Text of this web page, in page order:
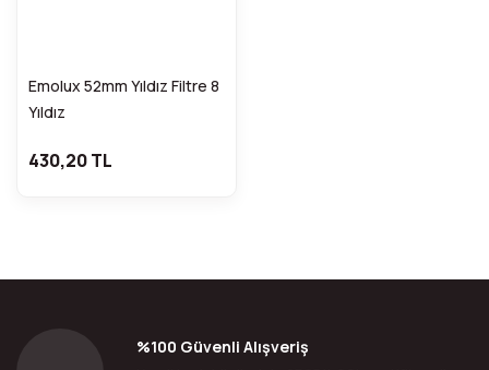
Emolux 52mm Yıldız Filtre 8
Yıldız
430,20 TL
%100 Güvenli Alışveriş